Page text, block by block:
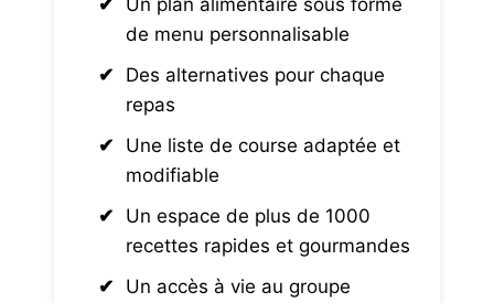
de menu personnalisable
Des alternatives pour chaque
repas
Une liste de course adaptée et
modifiable
Un espace de plus de 1000
recettes rapides et gourmandes
Un accès à vie au groupe